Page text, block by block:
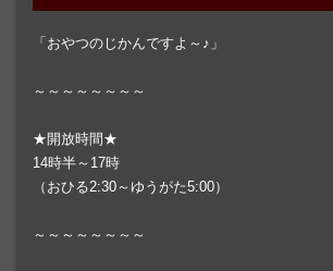
「おやつのじかんですよ～♪」
～～～～～～～～
★開放時間★
14時半～17時
（おひる2:30～ゆうがた5:00）
～～～～～～～～